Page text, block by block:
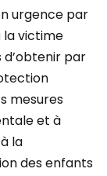
urgence par
la victime
par
mesures
et à
la
des enfants